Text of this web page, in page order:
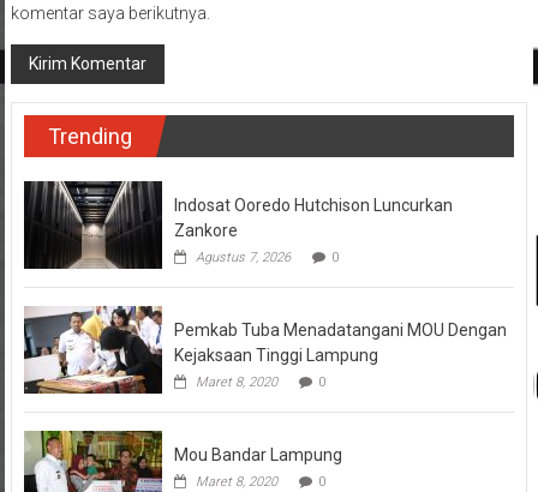
komentar saya berikutnya.
Trending
Indosat Ooredo Hutchison Luncurkan
Zankore
Agustus 7, 2026 0
Pemkab Tuba Menadatangani MOU Dengan
Kejaksaan Tinggi Lampung
Maret 8, 2020 0
Mou Bandar Lampung
Maret 8, 2020 0